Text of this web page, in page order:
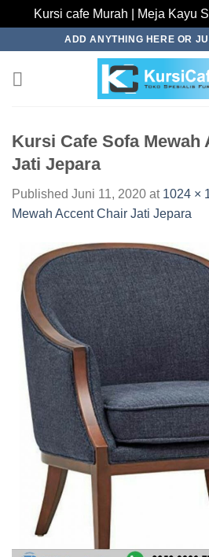
Kursi cafe Murah | Meja Kayu
content
ADD ANYTHING HERE OR
Kursi Cafe Sofa Mewah
Jati Jepara
Published Juni 11, 2020 at 1024 ×
Mewah Accent Chair Jati Jepara